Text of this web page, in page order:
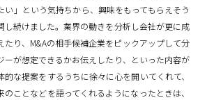
い」という気持ちから、興味をもってもらえそう
し続けました。業界の動きを分析し会社が更に成
たり、M&Aの相手候補企業をピックアップして分
ーが想定できるかお伝えしたり、といった内容が
な提案をするうちに徐々に心を開いてくれて、
ことなどを語ってくれるようになったときは、